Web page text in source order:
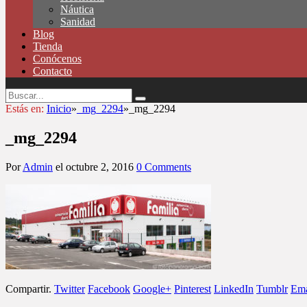
Náutica
Sanidad
Blog
Tienda
Conócenos
Contacto
Estás en: Inicio» _mg_2294» _mg_2294
_mg_2294
PorAdmin el octubre 2, 2016 0 Comments
Compartir. Twitter Facebook Google+ Pinterest LinkedIn Tumblr